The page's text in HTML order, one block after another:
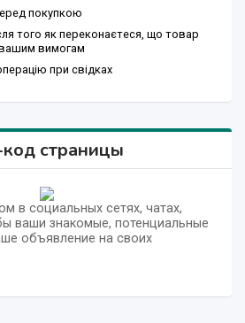
покупкою
того як переконаєтеся, що товар
вашим вимогам
при свідках
страницы
в социальных сетях, чатах,
ваши знакомые, потенциальные
объявление на своих